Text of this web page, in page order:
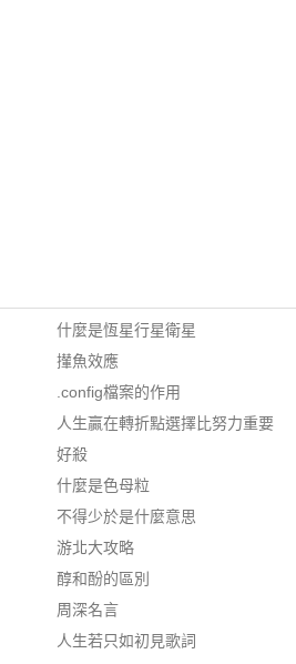
什麼是恆星行星衛星
攆魚效應
.config檔案的作用
人生贏在轉折點選擇比努力重要
好殺
什麼是色母粒
不得少於是什麼意思
游北大攻略
醇和酚的區別
周深名言
人生若只如初見歌詞